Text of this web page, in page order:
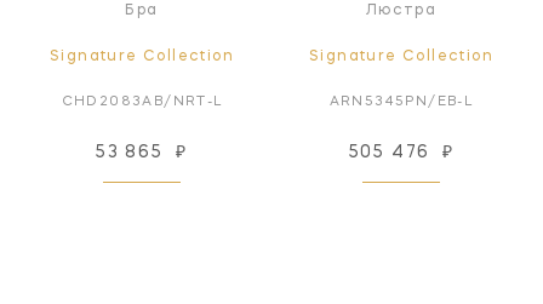
Бра
Signature Collection
CHD2083AB/NRT-L
53 865 ₽
Люстра
Signature Collection
ARN5345PN/EB-L
505 476 ₽